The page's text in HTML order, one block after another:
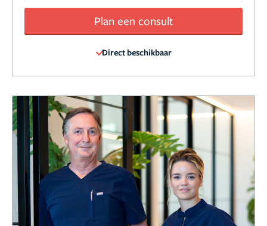
Plan een consult
Direct beschikbaar